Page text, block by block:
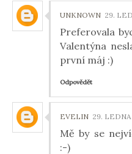
UNKNOWN 29.
Preferovala
Valentýna
první máj :)
Odpovědět
EVELIN 29. LEDNA
Mě by se
:-)